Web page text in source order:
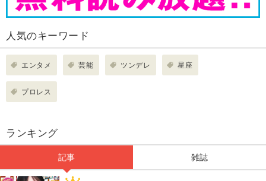
人気のキーワード
エンタメ 芸能 ツンデレ 星座
プロレス
ランキング
記事 雑誌